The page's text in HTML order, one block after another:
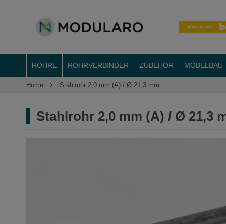
ROHRE ROHRVERBINDER ZUBEHÖR MÖBELBAU
Home Stahlrohr 2,0 mm (A) / Ø 21,3 mm
Stahlrohr 2,0 mm (A) / Ø 21,3